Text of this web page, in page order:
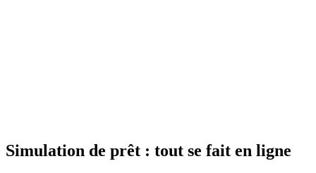
Simulation de prêt : tout se fait en ligne